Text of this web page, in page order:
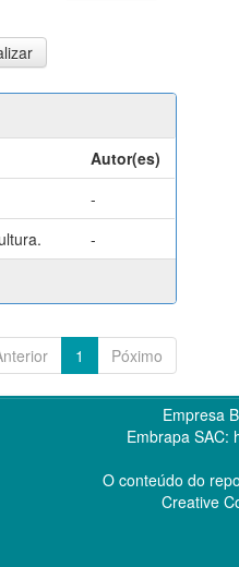
Autor(es)
-
-
1 Póximo
Empresa
Embrapa SAC:
O conteúdo do
Creative